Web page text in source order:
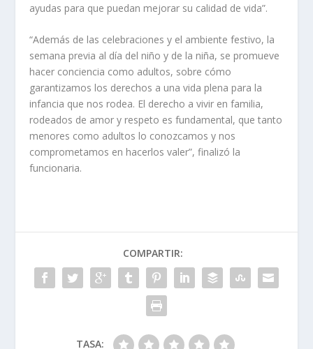
ayudas para que puedan mejorar su calidad de vida”.
“Además de las celebraciones y el ambiente festivo, la
semana previa al día del niño y de la niña, se promueve
hacer conciencia como adultos, sobre cómo
garantizamos los derechos a una vida plena para la
infancia que nos rodea. El derecho a vivir en familia,
rodeados de amor y respeto es fundamental, que tanto
menores como adultos lo conozcamos y nos
comprometamos en hacerlos valer”, finalizó la
funcionaria.
COMPARTIR:
TASA: